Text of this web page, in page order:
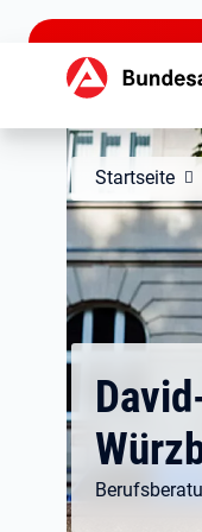
zu den Hauptinhalten
Startseite